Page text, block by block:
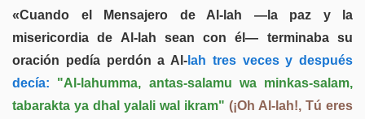
«Cuando el Mensajero de Al-lah —la paz y la
misericordia de Al-lah sean con él— terminaba su
oración pedía perdón a Al- lah tres veces y después
decía:
"Al-lahumma, antas-salamu wa minkas-salam,
tabarakta ya dhal yalali wal ikram" (¡Oh Al-lah!, Tú eres